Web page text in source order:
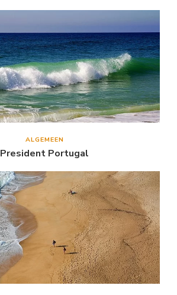
ALGEMEEN
President Portugal